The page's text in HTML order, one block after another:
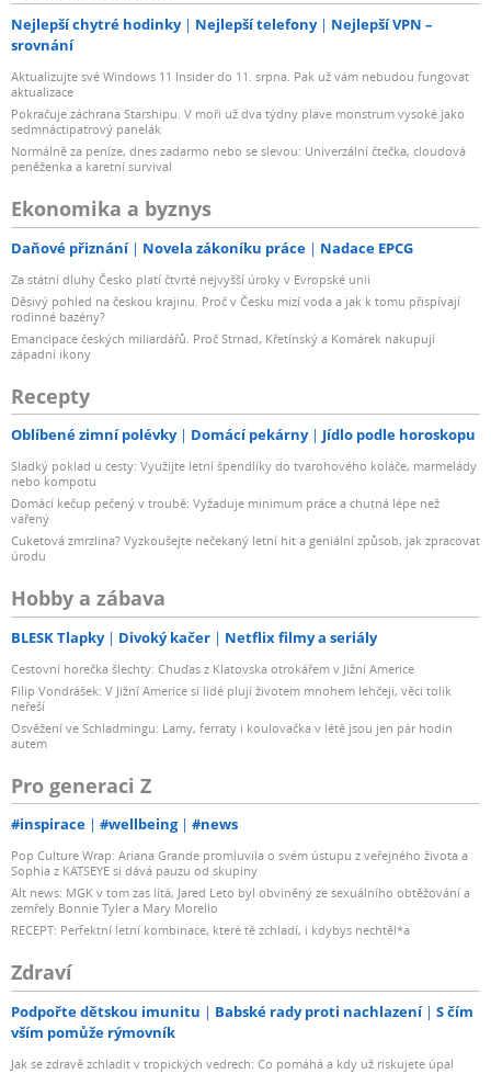
Nejlepší chytré hodinky Nejlepší telefony
Nejlepší VPN –
srovnání
Aktualizujte své Windows 11 Insider do 11. srpna. Pak už vám nebudou fungovat
aktualizace
Pokračuje záchrana Starshipu. V moři už dva týdny plave monstrum vysoké jako
sedmnáctipatrový panelák
Normálně za peníze, dnes zadarmo nebo se slevou: Univerzální čtečka, cloudová
peněženka a karetní survival
Ekonomika a byznys
Daňové přiznání Novela zákoníku práce Nadace EPCG
Za státní dluhy Česko platí čtvrté nejvyšší úroky v Evropské unii
Děsivý pohled na českou krajinu. Proč v Česku mizí voda a jak k tomu přispívají
rodinné bazény?
Emancipace českých miliardářů. Proč Strnad, Křetínský a Komárek nakupují
západní ikony
Recepty
Oblíbené zimní polévky Domácí pekárny Jídlo podle horoskopu
Sladký poklad u cesty: Využijte letní špendlíky do tvarohového koláče, marmelády
nebo kompotu
Domácí kečup pečený v troubě: Vyžaduje minimum práce a chutná lépe než
vařený
Cuketová zmrzlina? Vyzkoušejte nečekaný letní hit a geniální způsob, jak zpracovat
úrodu
Hobby a zábava
BLESK Tlapky Divoký kačer Netflix filmy a seriály
Cestovní horečka šlechty: Chuďas z Klatovska otrokářem v Jižní Americe
Filip Vondrášek: V Jižní Americe si lidé plují životem mnohem lehčeji, věci tolik
neřeší
Osvěžení ve Schladmingu: Lamy, ferraty i koulovačka v létě jsou jen pár hodin
autem
Pro generaci Z
#inspirace #wellbeing #news
Pop Culture Wrap: Ariana Grande promluvila o svém ústupu z veřejného života a
Sophia z KATSEYE si dává pauzu od skupiny
Alt news: MGK v tom zas lítá, Jared Leto byl obviněný ze sexuálního obtěžování a
zemřely Bonnie Tyler a Mary Morello
RECEPT: Perfektní letní kombinace, které tě zchladí, i kdybys nechtěl*a
Zdraví
Podpořte dětskou imunitu Babské rady proti nachlazení
S čím
vším pomůže rýmovník
Jak se zdravě zchladit v tropických vedrech: Co pomáhá a kdy už riskujete úpal